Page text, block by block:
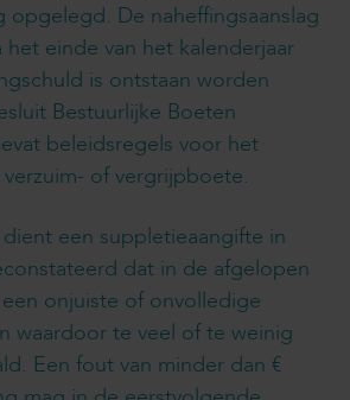
opgelegd. De naheffingsaanslag
het einde van het kalenderjaar
is ontstaan worden
Bestuurlijke Boeten
beleidsregels voor het
of vergrijpboete.
een suppletieaangifte in
dat in de afgelopen
onjuiste of onvolledige
waardoor te veel of te weinig
Een fout van minder dan €